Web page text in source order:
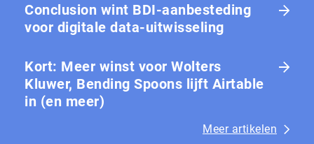
Conclusion wint BDI-aanbesteding
voor digitale data-uitwisseling
Kort: Meer winst voor Wolters
Kluwer, Bending Spoons lijft Airtable
in (en meer)
Meer artikelen